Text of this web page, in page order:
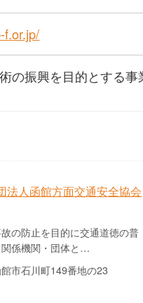
f.or.jp/
の振興を目的とする事
法人函館方面交通安全協会
の防止を目的に交通道徳の普
係機関・団体と…
市石川町149番地の23